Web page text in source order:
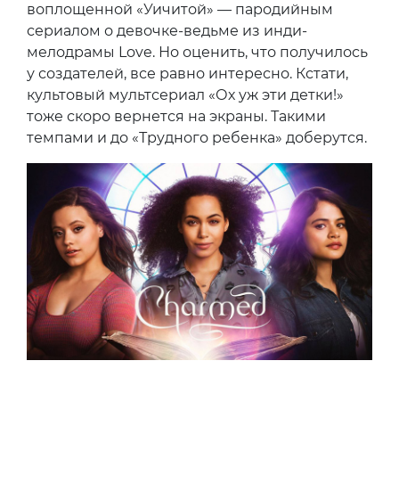
воплощенной «Уичитой» — пародийным
сериалом о девочке-ведьме из инди-
мелодрамы Love. Но оценить, что получилось
у создателей, все равно интересно. Кстати,
культовый мультсериал «Ох уж эти детки!»
тоже скоро вернется на экраны. Такими
темпами и до «Трудного ребенка» доберутся.